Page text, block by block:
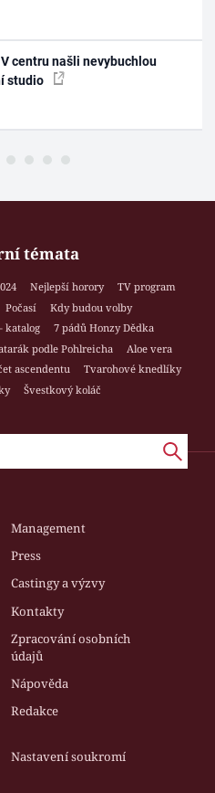
centru našli nevybuchlou
studio
témata
Nejlepší horory
TV program
Počasí
Kdy budou volby
katalog
7 pádů Honzy Dědka
podle Pohlreicha
Aloe vera
ascendentu
Tvarohové knedlíky
Švestkový koláč
Management
Press
Castingy a výzvy
Kontakty
Zpracování osobních
údajů
Nápověda
Redakce
Nastavení soukromí